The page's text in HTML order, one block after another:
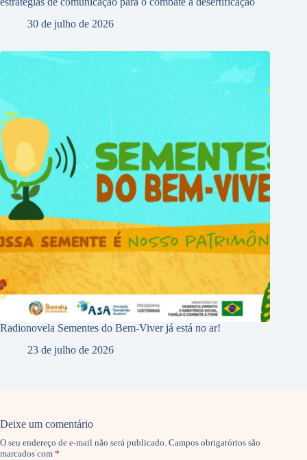
30 de julho de 2026
Radionovela Sementes do Bem-Viver já está no ar!
23 de julho de 2026
Deixe um comentário
O seu endereço de e-mail não será publicado. Campos obrigatórios são
marcados com *